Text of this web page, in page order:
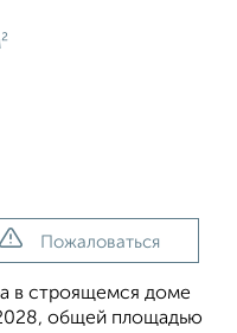
Пожаловаться
в строящемся доме
общей площадью